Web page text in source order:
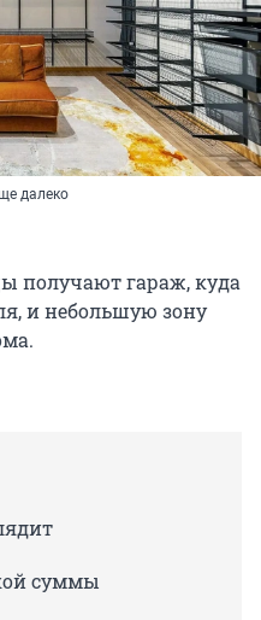
далеко
получают гараж, куда
и небольшую зону
суммы